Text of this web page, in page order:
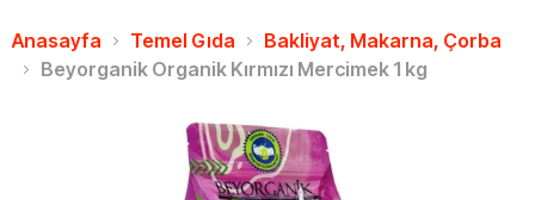
Anasayfa Temel Gıda
Bakliyat, Makarna, Çorba
Beyorganik Organik Kırmızı Mercimek 1 kg